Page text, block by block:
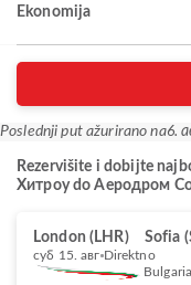
Ekonomija
Poslednji put ažurirano na6.
Rezervišite i dobijte
Хитроу do Аеродром
London (LHR) Sofia
суб 15. авг Direktno